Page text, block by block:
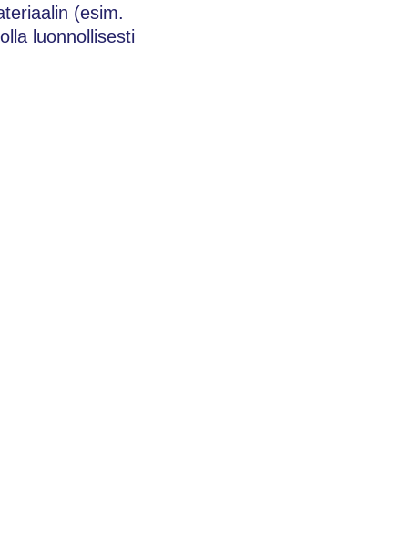
(esim.
luonnollisesti